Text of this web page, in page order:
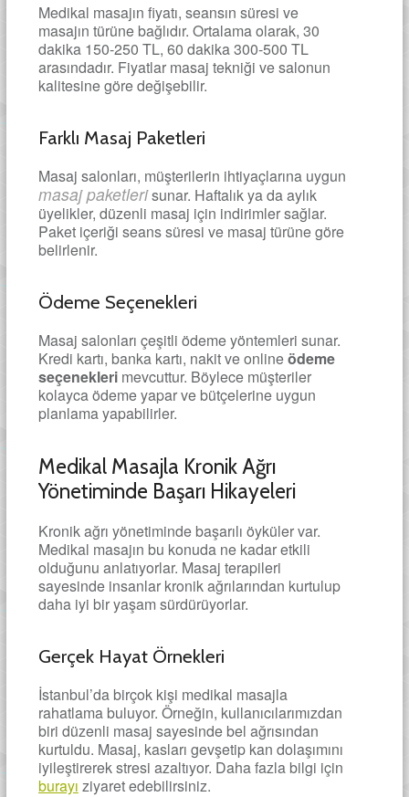
Medikal masajın fiyatı, seansın süresi ve
masajın türüne bağlıdır. Ortalama olarak, 30
dakika 150-250 TL, 60 dakika 300-500 TL
arasındadır. Fiyatlar masaj tekniği ve salonun
kalitesine göre değişebilir.
Farklı Masaj Paketleri
Masaj salonları, müşterilerin ihtiyaçlarına uygun
masaj paketlerisunar. Haftalık ya da aylık
üyelikler, düzenli masaj için indirimler sağlar.
Paket içeriği seans süresi ve masaj türüne göre
belirlenir.
Ödeme Seçenekleri
Masaj salonları çeşitli ödeme yöntemleri sunar.
Kredi kartı, banka kartı, nakit ve onlineödeme
seçeneklerimevcuttur. Böylece müşteriler
kolayca ödeme yapar ve bütçelerine uygun
planlama yapabilirler.
Medikal Masajla Kronik Ağrı
Yönetiminde Başarı Hikayeleri
Kronik ağrı yönetiminde başarılı öyküler var.
Medikal masajın bu konuda ne kadar etkili
olduğunu anlatıyorlar. Masaj terapileri
sayesinde insanlar kronik ağrılarından kurtulup
daha iyi bir yaşam sürdürüyorlar.
Gerçek Hayat Örnekleri
İstanbul’da birçok kişi medikal masajla
rahatlama buluyor. Örneğin, kullanıcılarımızdan
biri düzenli masaj sayesinde bel ağrısından
kurtuldu. Masaj, kasları gevşetip kan dolaşımını
iyileştirerek stresi azaltıyor. Daha fazla bilgi için
burayı ziyaret edebilirsiniz.